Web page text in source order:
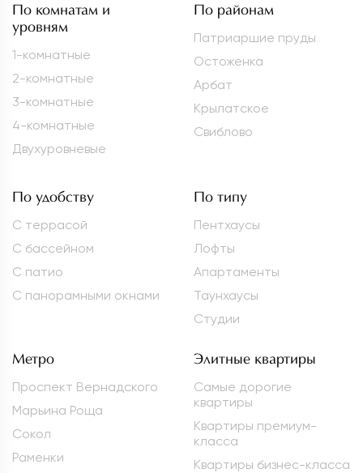
По комнатам и
уровням
1-комнатные
2-комнатные
3-комнатные
4-комнатные
Двухуровневые
По районам
Патриаршие пруды
Остоженка
Арбат
Крылатское
Свиблово
По удобству
С террасой
С бассейном
С патио
С панорамными окнами
По типу
Пентхаусы
Лофты
Апартаменты
Таунхаусы
Студии
Метро
Проспект Вернадского
Марьина Роща
Сокол
Раменки
Элитные квартиры
Самые дорогие
квартиры
Квартиры премиум-
класса
Квартиры бизнес-класса